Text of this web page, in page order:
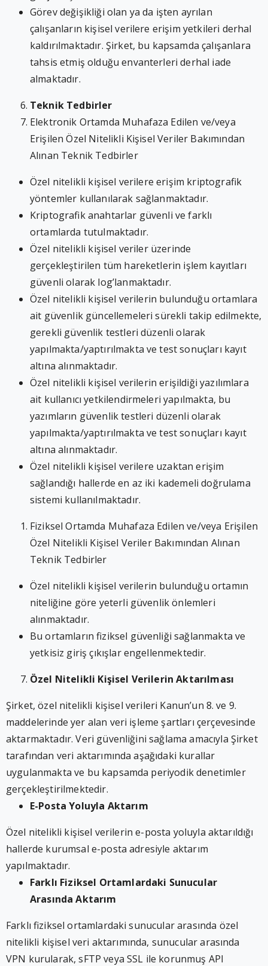
Görev değişikliği olan ya da işten ayrılan
çalışanların kişisel verilere erişim yetkileri derhal
kaldırılmaktadır. Şirket, bu kapsamda çalışanlara
tahsis etmiş olduğu envanterleri derhal iade
almaktadır.
Teknik Tedbirler
Elektronik Ortamda Muhafaza Edilen ve/veya
Erişilen Özel Nitelikli Kişisel Veriler Bakımından
Alınan Teknik Tedbirler
Özel nitelikli kişisel verilere erişim kriptografik
yöntemler kullanılarak sağlanmaktadır.
Kriptografik anahtarlar güvenli ve farklı
ortamlarda tutulmaktadır.
Özel nitelikli kişisel veriler üzerinde
gerçekleştirilen tüm hareketlerin işlem kayıtları
güvenli olarak log’lanmaktadır.
Özel nitelikli kişisel verilerin bulunduğu ortamlara
ait güvenlik güncellemeleri sürekli takip edilmekte,
gerekli güvenlik testleri düzenli olarak
yapılmakta/yaptırılmakta ve test sonuçları kayıt
altına alınmaktadır.
Özel nitelikli kişisel verilerin erişildiği yazılımlara
ait kullanıcı yetkilendirmeleri yapılmakta, bu
yazımların güvenlik testleri düzenli olarak
yapılmakta/yaptırılmakta ve test sonuçları kayıt
altına alınmaktadır.
Özel nitelikli kişisel verilere uzaktan erişim
sağlandığı hallerde en az iki kademeli doğrulama
sistemi kullanılmaktadır.
Fiziksel Ortamda Muhafaza Edilen ve/veya Erişilen
Özel Nitelikli Kişisel Veriler Bakımından Alınan
Teknik Tedbirler
Özel nitelikli kişisel verilerin bulunduğu ortamın
niteliğine göre yeterli güvenlik önlemleri
alınmaktadır.
Bu ortamların fiziksel güvenliği sağlanmakta ve
yetkisiz giriş çıkışlar engellenmektedir.
Özel Nitelikli Kişisel Verilerin Aktarılması
Şirket, özel nitelikli kişisel verileri Kanun’un 8. ve 9.
maddelerinde yer alan veri işleme şartları çerçevesinde
aktarmaktadır. Veri güvenliğini sağlama amacıyla Şirket
tarafından veri aktarımında aşağıdaki kurallar
uygulanmakta ve bu kapsamda periyodik denetimler
gerçekleştirilmektedir.
E-Posta Yoluyla Aktarım
Özel nitelikli kişisel verilerin e-posta yoluyla aktarıldığı
hallerde kurumsal e-posta adresiyle aktarım
yapılmaktadır.
Farklı Fiziksel Ortamlardaki Sunucular
Arasında Aktarım
Farklı fiziksel ortamlardaki sunucular arasında özel
nitelikli kişisel veri aktarımında, sunucular arasında
VPN kurularak, sFTP veya SSL ile korunmuş API